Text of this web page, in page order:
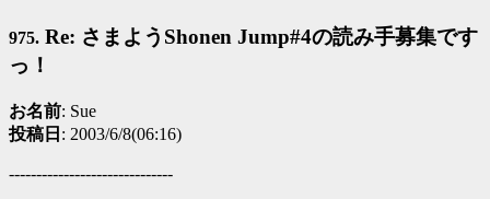
975. Re: さまようShonen Jump#4の読み手募集です
っ！
お名前: Sue
投稿日 : 2003/6/8(06:16)
------------------------------